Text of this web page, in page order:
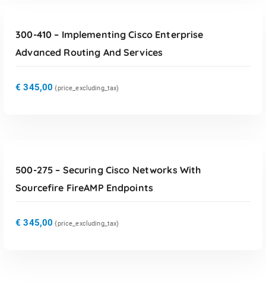
300-410 – Implementing Cisco Enterprise
Advanced Routing And Services
€ 345,00 {price_excluding_tax)
500-275 – Securing Cisco Networks With
Sourcefire FireAMP Endpoints
€ 345,00 {price_excluding_tax)